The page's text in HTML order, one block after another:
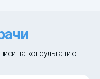
на консультацию.